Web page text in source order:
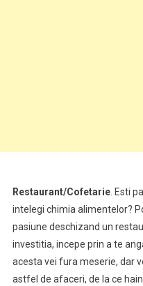
Restaurant/Cofetarie. Esti
intelegi chimia alimentelor?
pasiune deschizand un
investitia, incepe prin a te
acesta vei fura meserie, dar
astfel de afaceri, de la ce